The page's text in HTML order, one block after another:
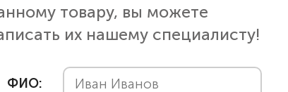
товару, вы можете
их нашему специалисту!
ФИО: